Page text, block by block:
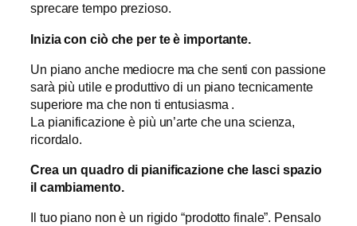
sprecare tempo prezioso.
Inizia con ciò che per te è importante.
Un piano anche mediocre ma che senti con passione
sarà più utile e produttivo di un piano tecnicamente
superiore ma che non ti entusiasma .
La pianificazione è più un’arte che una scienza,
ricordalo.
Crea un quadro di pianificazione che lasci spazio
il cambiamento.
Il tuo piano non è un rigido “prodotto finale”. Pensalo